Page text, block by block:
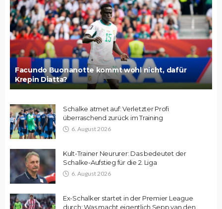
Facundo Buonanotte kommt wohl nicht, dafür
Krepin Diatta?
Schalke atmet auf: Verletzter Profi
überraschend zurück im Training
6. August 2026
Kult-Trainer Neururer: Das bedeutet der
Schalke-Aufstieg für die 2. Liga
6. August 2026
Ex-Schalker startet in der Premier League
durch: Was macht eigentlich Sepp van den